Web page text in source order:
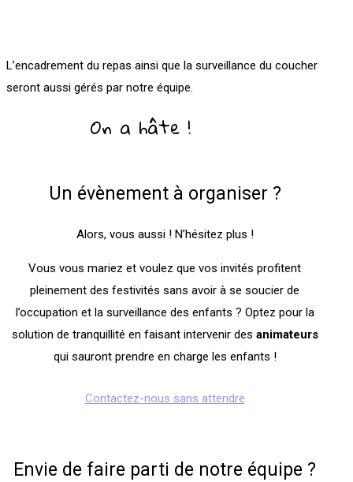
L’encadrement du repas ainsi que la surveillance du coucher
seront aussi gérés par notre équipe.
On a hâte !
Un évènement à organiser ?
Alors, vous aussi ! N’hésitez plus !
Vous vous mariez et voulez que vos invités profitent
pleinement des festivités sans avoir à se soucier de
l’occupation et la surveillance des enfants ? Optez pour la
solution de tranquillité en faisant intervenir des animateurs
qui sauront prendre en charge les enfants !
Contactez-nous sans attendre
Envie de faire parti de notre équipe ?